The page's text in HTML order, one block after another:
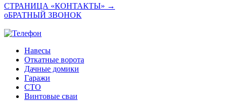
СТРАНИЦА «КОНТАКТЫ» →
оБРАТНЫЙ ЗВОНОК
Навесы
Откатные ворота
Дачные домики
Гаражи
СТО
Винтовые сваи